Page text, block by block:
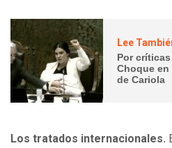
Lee
Por
Choque
de Cariola
Los tratados internacionales.